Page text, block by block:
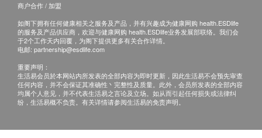
客服热线: (852) 3151-2288
商户合作 / 加盟
如阁下拥有任何健康相关之服务及产品，并有兴趣成为健康网购 health.ESDlife
的服务及产品供应商，欢迎与健康网购 health.ESDlife业务发展部联络。我们会
于2个工作天内回覆，为阁下提供更多有关合作详情。
电邮: partnership@esdlife.com
重要声明：
生活易会员於本网站内所发表的全部内容为即时更新，因此生活易不会预先审查
任何内容，并不会保证其准确性丶完整性及质量。此外，会员所发表的全部内容
均属个人意见，并不代表生活易之言论及立场。如从而引起任何损失或法律纠
纷，生活易概不负责。有关详情请参阅生活易的免责声明。